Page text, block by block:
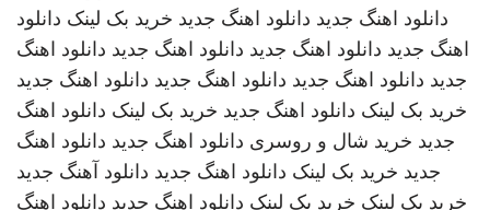
دانلود اهنگ جدید دانلود اهنگ جدید خرید بک لینک دانلود
اهنگ جدید دانلود اهنگ جدید دانلود اهنگ جدید دانلود اهنگ
جدید دانلود اهنگ جدید دانلود اهنگ جدید دانلود اهنگ جدید
خرید بک لینک دانلود اهنگ جدید خرید بک لینک دانلود اهنگ
جدید خرید شال و روسری دانلود اهنگ جدید دانلود اهنگ
جدید خرید بک لینک دانلود اهنگ جدید دانلود آهنگ جدید
خرید بک لینک خرید بک لینک دانلود اهنگ جدید دانلود اهنگ